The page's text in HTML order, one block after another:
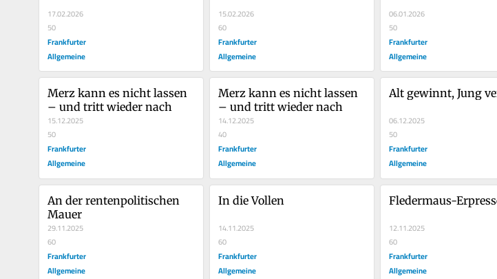
17.02.2026
50
Frankfurter
Allgemeine
15.02.2026
60
Frankfurter
Allgemeine
06.01.2026
50
Frankfurter
Allgemeine
Merz kann es nicht lassen
– und tritt wieder nach
15.12.2025
50
Frankfurter
Allgemeine
Merz kann es nicht lassen
– und tritt wieder nach
14.12.2025
40
Frankfurter
Allgemeine
Alt gewinnt, Jung
06.12.2025
50
Frankfurter
Allgemeine
An der rentenpolitischen
Mauer
29.11.2025
60
Frankfurter
Allgemeine
In die Vollen
14.11.2025
60
Frankfurter
Allgemeine
Fledermaus-
12.11.2025
60
Frankfurter
Allgemeine